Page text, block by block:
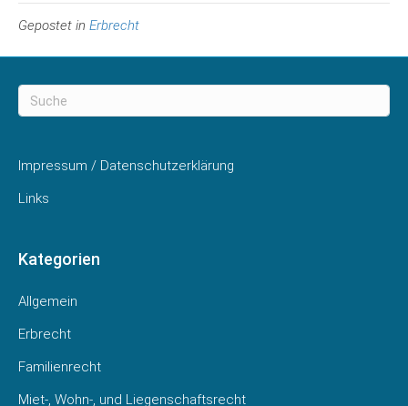
Gepostet in Erbrecht
Impressum / Datenschutzerklärung
Links
Kategorien
Allgemein
Erbrecht
Familienrecht
Miet-, Wohn-, und Liegenschaftsrecht